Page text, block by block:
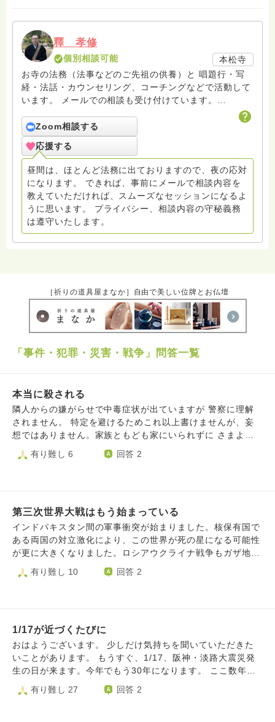
釋 孝修
個別相談可能
本松寺
お寺の法務（法事などのご先祖の供養）と 唱題行・写
経・法話・カウンセリング、コーチングなどで活動して
います。 メールでの相談も受け付けています。
hasunohaの回答後のフォローアップはメールで致して
おりますので、メールでお問い合わせください。また面
接でのカウンセリングセラピーをご希望の方もメールで
連絡をお願いします。
amrita.offcourse@docomo.ne.jp へどうぞ。
Zoom相談する
応援する
昼間は、ほとんど法務に出ておりますので、夜の応対
になります。 できれば、事前にメールで相談内容を
教えていただければ、スムーズなセッションになるよ
うに思います。 プライバシー、相談内容の守秘義務
は遵守いたします。
［祈りの道具屋まなか］自由で美しい位牌とお仏壇
「事件・犯罪・災害・戦争」問答一覧
本当に殺される
隣人からの嫌がらせで中毒症状が出ていますが 警察に理解
されません。 特定を避けるためこれ以上書けませんが、妄
想ではありません。家族ともども家にいられずに さまよっ
ていますが、お金がつきてきました。 遠方の主治医の先生
は、医師でさえこの症状を知らない人が多いからね、とおっ
有り難し 6 回答 2
第三次世界大戦はもう始まっている
インドパキスタン間の軍事衝突が始まりました。核保有国で
ある両国の対立激化により、この世界が死の星になる可能性
が更に大きくなりました。ロシアウクライナ戦争もガザ地区
の虐殺も止まらず、ここがもう人間の限界です。正義なき暴
力が世界を支配する時代に逆戻りしてしまいました。もう未
もないので、殺された後は過酷な生存競争の中に生み出され
ます。死と虐殺しかこの世界には残りません。 馬鹿馬鹿し
いと思うなら今の国際情勢と人間の本能を見てください。世
界最大の軍事力を持っている米国が自国第一主義、覇権主義
ました。奪い合いの世界です。 未来なんてない。平和な世
有り難し 10 回答 2
1/17が近づくたびに
おはようございます。 少しだけ気持ちを聞いていただきた
いことがあります。 もうすぐ、1/17、阪神・淡路大震災発
生の日が来ます。今年でもう30年になります。 ここ数年で
すが、この日が近づくにつれ、心が傷んだり、ざわついた
り、ふと涙が止まらなかったりというふうになりました。
有り難し 27 回答 2